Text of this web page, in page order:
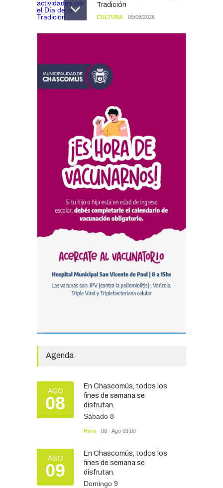
Tradición
CULTURA 05/08/2026
convocatoria a la Selección
Argentina Juvenil de
Natación
Las vacaciones de invierno
dejaron una mejora en la
ocupación turística, aunque
el sector mantiene la
preocupación por la crisis
TURISMO 03/08/2026
Chascomús incorporó una
hidrometeorológica para
fortalecer el monitoreo y la
climáticos
SEGURIDAD 31/07/2026
de las clases tras una obra
Avanza el proceso
licitatorio para las obras de
escuelas Técnica N° 1 y
OBRAS Y SERVICIOS 29/07/2026
Agenda
AGO
08
En Chascomús, todos los
fines de semana se
disfrutan.
Sábado 8
Hora 08 - Ago 09:00
AGO
09
En Chascomús, todos los
fines de semana se
disfrutan.
Domingo 9